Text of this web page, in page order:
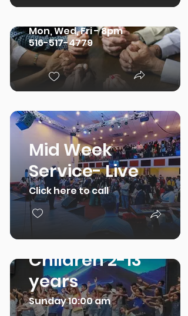
Mon, Wed, Fri - 8pm
516-517-4779
Mid Week
Service- Live
Click here to call
Children 2-13
years
Sunday 10:00 am